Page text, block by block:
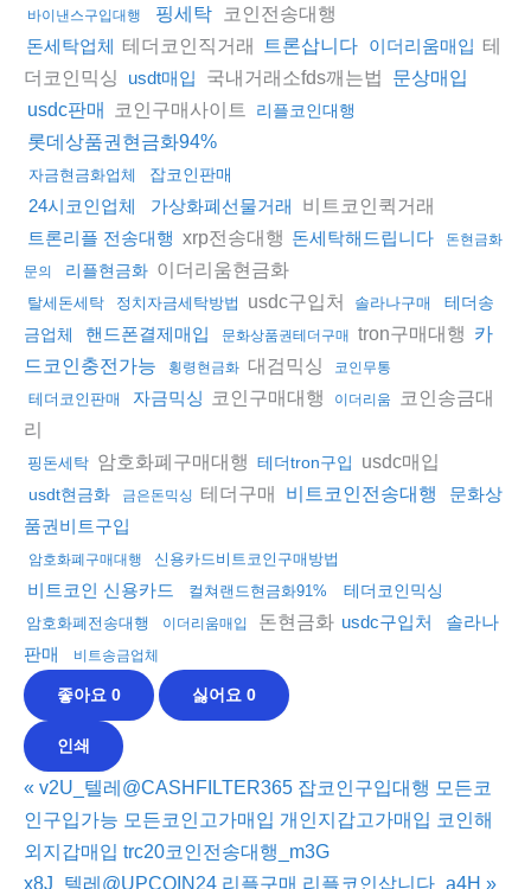
바이낸스구입대행 핑세탁 코인전송대행
돈세탁업체 테더코인직거래 트론삽니다 이더리움매입 테
더코인믹싱
usdt매입 국내거래소fds깨는법
문상매입
usdc판매
코인구매사이트 리플코인대행
롯데상품권현금화94%
자금현금화업체 잡코인판매
24시코인업체 가상화폐선물거래 비트코인퀵거래
트론리플 전송대행 xrp전송대행 돈세탁해드립니다
돈현금화
문의
리플현금화 이더리움현금화
탈세돈세탁 정치자금세탁방법 usdc구입처 솔라나구매
테더송
금업체
핸드폰결제매입 문화상품권테더구매 tron구매대행 카
드코인충전가능
횡령현금화 대검믹싱 코인무통
테더코인판매 자금믹싱 코인구매대행 이더리움
코인송금대
리
핑돈세탁 암호화폐구매대행 테더tron구입 usdc매입
usdt현금화 금은돈믹싱 테더구매 비트코인전송대행
문화상
품권비트구입
암호화폐구매대행 신용카드비트코인구매방법
비트코인 신용카드 컬쳐랜드현금화91% 테더코인믹싱
암호화폐전송대행 이더리움매입 돈현금화 usdc구입처
솔라나
판매
비트송금업체
좋아요 0 싫어요 0
인쇄
« v2U_텔레@CASHFILTER365 잡코인구입대행 모든코
인구입가능 모든코인고가매입 개인지갑고가매입 코인해
외지갑매입 trc20코인전송대행_m3G
x8J_텔레@UPCOIN24 리플구매 리플코인삽니다_a4H »